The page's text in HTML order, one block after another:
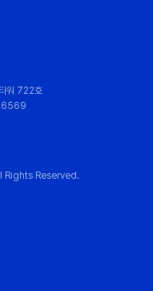
워 722호
6569
Reserved.